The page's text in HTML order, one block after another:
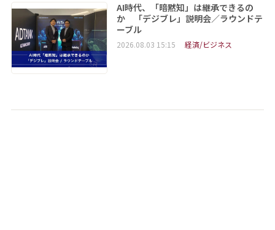
AI時代、「暗黙知」は継承できるの
か 「デジブレ」説明会／ラウンドテ
ーブル
2026.08.03 15:15 経済/ビジネス